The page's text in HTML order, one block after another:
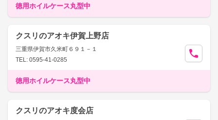
徳用ホイルケース丸型中
クスリのアオキ伊賀上野店
三重県伊賀市久米町６９１－１
TEL: 0595-41-0285
徳用ホイルケース丸型中
クスリのアオキ度会店